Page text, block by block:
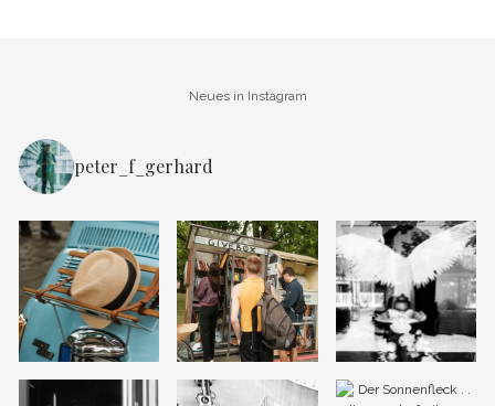
Neues in Instagram
peter_f_gerhard